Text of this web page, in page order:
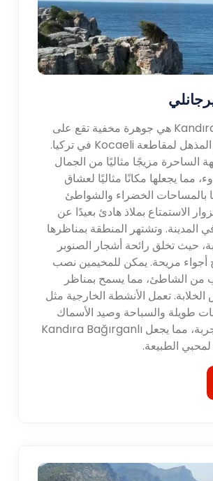
Kandıra Bağırganlı هي جوهرة مخفية تقع على
طول الساحل المذهل لمقاطعة Kocaeli في تركيا.
الساحرة مزيجًا مثاليًا من الجمال
مما يجعلها مكانًا مثاليًا لعشاق
بالمساحات الخضراء والشواطئ
الاستمتاع بملاذ هادئ بعيدًا عن
المدينة. وتشتهر المنطقة بمناظرها
حيث تخلق رائحة أشجار الصنوبر
أجواء مريحة. يمكن للمخيمين نصب
من الشاطئ، مما يسمح بمناظر
تعمل الأنشطة الخارجية مثل
طويلة والسباحة وصيد الأسماك
على تعزيز التجربة، مما يجعل Kandıra Bağırganlı
لمحبي الطبيعة.